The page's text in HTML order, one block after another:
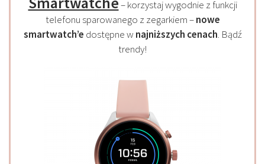
– korzystaj wygodnie z funkcji
telefonu sparowanego z zegarkiem –nowe
smartwatch’e dostępne w najniższych cenach. Bądź
trendy!